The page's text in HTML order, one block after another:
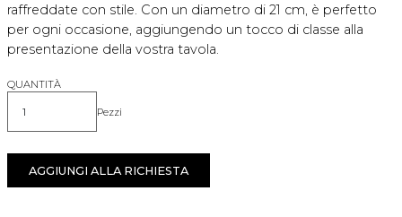
raffreddate con stile. Con un diametro di 21 cm, è perfetto
per ogni occasione, aggiungendo un tocco di classe alla
presentazione della vostra tavola.
QUANTITÀ
Quantità Pezzi
AGGIUNGI ALLA RICHIESTA